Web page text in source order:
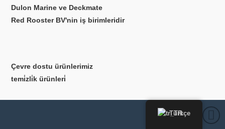
Dulon Marine ve Deckmate
Red Rooster BV'nin iş birimleridir
Çevre dostu ürünlerimiz
temi̇zli̇k ürünleri̇
Türkçe